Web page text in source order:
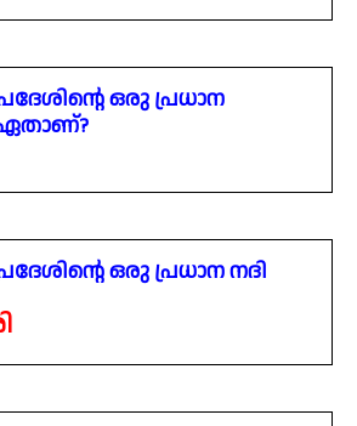
ഒരു പ്രധാന
ഒരു പ്രധാന നദി